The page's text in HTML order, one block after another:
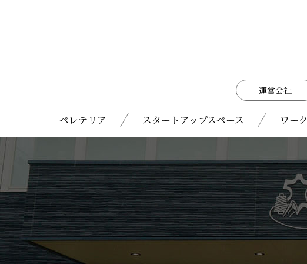
運営会社
ペレテリア スタートアップスペース ワー